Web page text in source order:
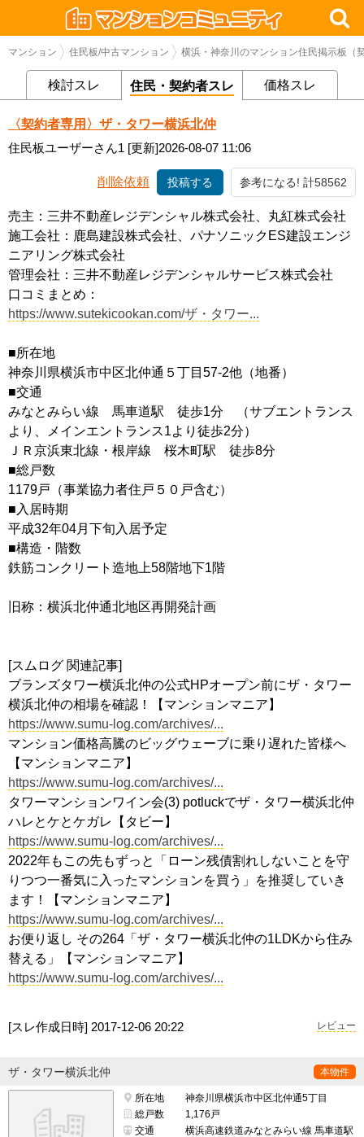
マンション 住民板/中古マンション 横浜・神奈川のマンション住民掲示板（
検討スレ 住民・契約者スレ 価格スレ
〈契約者専用〉ザ・タワー横浜北仲
住民板ユーザーさん1 [更新]2026-08-07 11:06
削除依頼 投稿する 参考になる! 計58562
売主：三井不動産レジデンシャル株式会社、丸紅株式会社
施工会社：鹿島建設株式会社、パナソニックES建設エンジ
ニアリング株式会社
管理会社：三井不動産レジデンシャルサービス株式会社
口コミまとめ：
https://www.sutekicookan.com/ザ・タワー...
■所在地
神奈川県横浜市中区北仲通５丁目57-2他（地番）
■交通
みなとみらい線 馬車道駅 徒歩1分 （サブエントランス
より、メインエントランス1より徒歩2分）
ＪＲ京浜東北線・根岸線 桜木町駅 徒歩8分
■総戸数
1179戸（事業協力者住戸５０戸含む）
■入居時期
平成32年04月下旬入居予定
■構造・階数
鉄筋コンクリート造地上58階地下1階
旧称：横浜北仲通北地区再開発計画
[スムログ 関連記事]
ブランズタワー横浜北仲の公式HPオープン前にザ・タワー
横浜北仲の相場を確認！【マンションマニア】
https://www.sumu-log.com/archives/...
マンション価格高騰のビッグウェーブに乗り遅れた皆様へ
【マンションマニア】
https://www.sumu-log.com/archives/...
タワーマンションワイン会(3) potluckでザ・タワー横浜北仲
ハレとケとケガレ【タビー】
https://www.sumu-log.com/archives/...
2022年もこの先もずっと「ローン残債割れしないことを守
りつつ一番気に入ったマンションを買う」を推奨していき
ます！【マンションマニア】
https://www.sumu-log.com/archives/...
お便り返し その264「ザ・タワー横浜北仲の1LDKから住み
替える」【マンションマニア】
https://www.sumu-log.com/archives/...
[スレ作成日時] 2017-12-06 20:22 レビュー
ザ・タワー横浜北仲 本物件
所在地
神奈川県横浜市中区北仲通5丁目
総戸数
1,176戸
交通
横浜高速鉄道みなとみらい線 馬車道駅